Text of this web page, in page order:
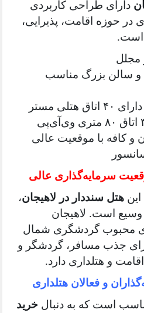
طراحی کاربردی
اقامت، پذیرایی،
بزرگ مناسب
با موقعیت عالی
عالی
سنددار در لاهیجان،
لاهیجان
گردشگری شمال
مسافر، گردشگر و
دارد.
فعالان هتلداری
که به دنبالخرید